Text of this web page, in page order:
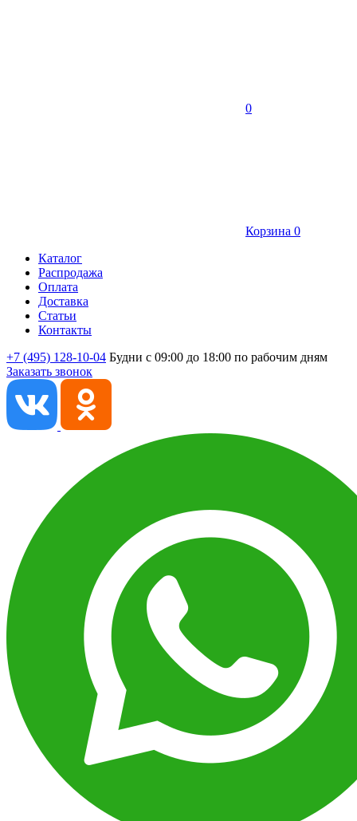
0
Корзина 0
Каталог
Распродажа
Оплата
Доставка
Статьи
Контакты
+7 (495) 128-10-04 Будни с 09:00 до 18:00 по рабочим дням
Заказать звонок